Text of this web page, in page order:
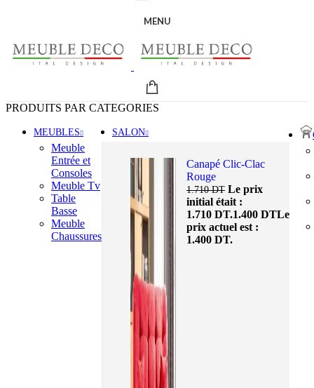
MENU
PRODUITS PAR CATEGORIES
MEUBLES
Meuble
Entrée et
Consoles
Meuble Tv
Table
Basse
Meuble
Chaussures
SALON
Canapé Clic-Clac
Rouge
1.710DT Le prix
initial était :
1.710 DT.1.400 DTLe
prix actuel est :
1.400 DT.